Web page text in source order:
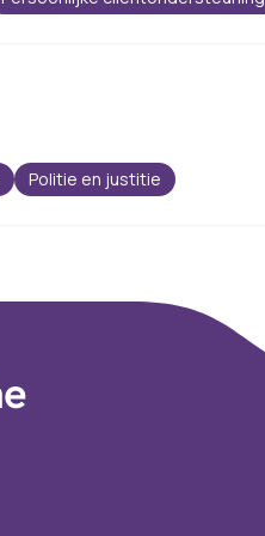
Politie en justitie